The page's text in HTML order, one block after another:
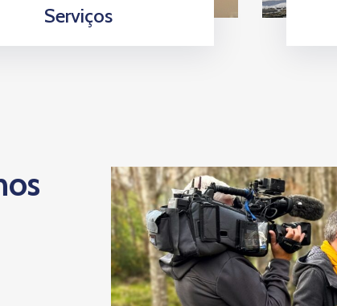
Serviços